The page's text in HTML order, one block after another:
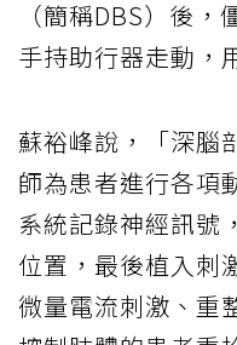
（簡稱DBS）後
手持助行器走動，
蘇裕峰說，「深腦
師為患者進行各項
系統記錄神經訊號
位置，最後植入刺
微量電流刺激、重